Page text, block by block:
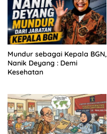
Mundur sebagai Kepala BGN,
Nanik Deyang : Demi
Kesehatan